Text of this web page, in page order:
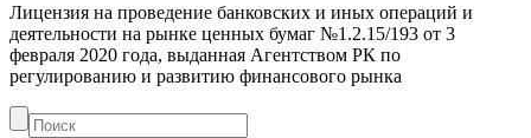
Лицензия на проведение банковских и иных операций и
деятельности на рынке ценных бумаг №1.2.15/193 от 3
февраля 2020 года, выданная Агентством РК по
регулированию и развитию финансового рынка